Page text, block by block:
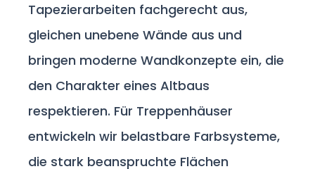
Tapezierarbeiten fachgerecht aus,
gleichen unebene Wände aus und
bringen moderne Wandkonzepte ein, die
den Charakter eines Altbaus
respektieren. Für Treppenhäuser
entwickeln wir belastbare Farbsysteme,
die stark beanspruchte Flächen